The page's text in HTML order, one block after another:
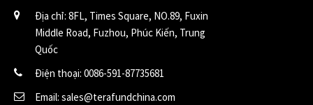
Địa chỉ: 8FL, Times Square, NO.89, Fuxin
Middle Road, Fuzhou, Phúc Kiến, Trung
Quốc
Điện thoại: 0086-591-87735681
Email: sales@terafundchina.com